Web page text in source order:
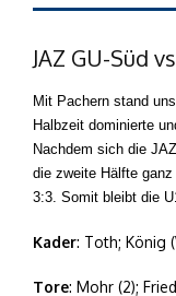
JAZ GU-Süd
Mit Pachern stand
Halbzeit dominierte
Nachdem sich die
die zweite Hälfte
3:3. Somit bleibt die
Kader: Toth; König
Tore: Mohr (2);